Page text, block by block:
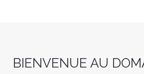
BIENVENUE AU